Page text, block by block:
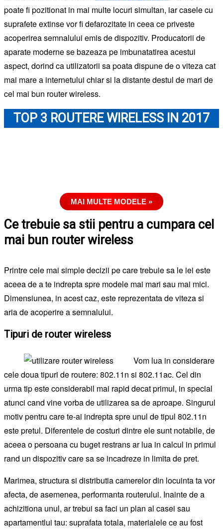
poate fi pozitionat in mai multe locuri simultan, iar casele cu
suprafete extinse vor fi defarozitate in ceea ce priveste
acoperirea semnalului emis de dispozitiv. Producatorii de
aparate moderne se bazeaza pe imbunatatirea acestui
aspect, dorind ca utilizatorii sa poata dispune de o viteza cat
mai mare a internetului chiar si la distante destul de mari de
cel mai bun router wireless.
TOP 3 ROUTERE WIRELESS IN 2017
MAI MULTE MODELE »
Ce trebuie sa stii pentru a cumpara cel
mai bun router wireless
Printre cele mai simple decizii pe care trebuie sa le iei este
aceea de a te indrepta spre modele mai mari sau mai mici.
Dimensiunea, in acest caz, este reprezentata de viteza si
aria de acoperire a semnalului.
Tipuri de router wireless
Vom lua in considerare
cele doua tipuri de routere: 802.11n si 802.11ac. Cel din
urma tip este considerabil mai rapid decat primul, in special
atunci cand vine vorba de utilizarea sa de aproape. Singurul
motiv pentru care te-ai indrepta spre unul de tipul 802.11n
este pretul. Diferentele de costuri dintre ele sunt notabile, de
aceea o persoana cu buget restrans ar lua in calcul in primul
rand un dispozitiv care sa se incadreze in limita de pret.
Marimea, structura si distributia camerelor din locuinta ta vor
afecta, de asemenea, performanta routerului. Inainte de a
achizitiona unul, ar trebui sa faci un plan al casei sau
apartamentlui tau: suprafata totala, materialele ce au fost